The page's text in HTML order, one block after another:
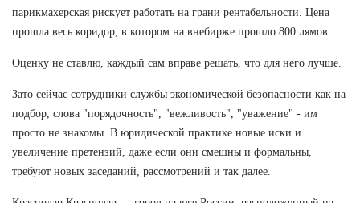
парикмахерская рискует работать на грани рентабельности. Цена
прошла весь коридор, в котором на внебирже прошло 800 лямов.
Оценку не ставлю, каждый сам вправе решать, что для него лучше.
Зато сейчас сотрудники службы экономической безопасности как на
подбор, слова "порядочность", "вежливость", "уважение" - им
просто не знакомы. В юридической практике новые иски и
увеличение претензий, даже если они смешны и формальны,
требуют новых заседаний, рассмотрений и так далее.